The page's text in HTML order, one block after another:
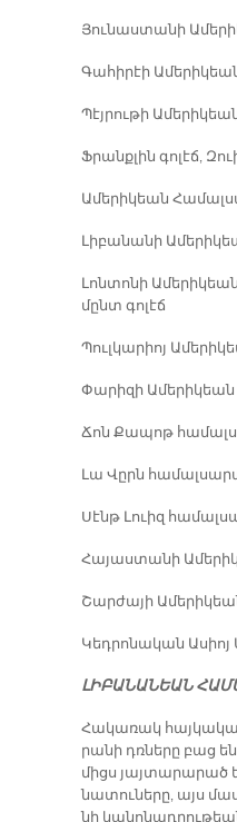
Յու­նաս­տա­նի
Գա­հի­րէի
Պէյ­րու­թի
Ֆրանք­լին գո­լէճ,
Ա­մե­րի­կեան
Լի­բա­նա­նի
Լոն­տո­նի
մընտ գո­լէճ
Պուլ­կա­րիո­յ
Փա­րի­զի
Ճոն Քա­պոթ
Լա Վըրն
Սէնթ Լուիզ
Հա­յաս­տա­նի
Շար­ժա­յի
Կեդ­րո­նա­կան
ԼԻ­ԲԱ­ՆԱ­ՆԵԱՆ
Հա­կա­ռակ
րա­նի դռնե­րը բաց
միցս
նա­տու­նե­րը, այս
նի